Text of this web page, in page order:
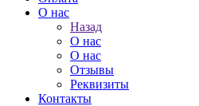
О нас
Назад
О нас
О нас
Отзывы
Реквизиты
Контакты